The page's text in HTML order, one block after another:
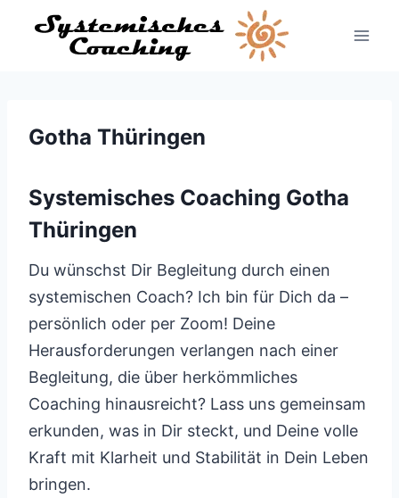
Inhalt
Gotha Thüringen
Systemisches Coaching Gotha
Thüringen
Du wünschst Dir Begleitung durch einen
systemischen Coach? Ich bin für Dich da –
persönlich oder per Zoom! Deine
Herausforderungen verlangen nach einer
Begleitung, die über herkömmliches
Coaching hinausreicht? Lass uns gemeinsam
erkunden, was in Dir steckt, und Deine volle
Kraft mit Klarheit und Stabilität in Dein Leben
bringen.